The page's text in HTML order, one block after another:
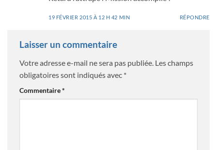
19 FÉVRIER 2015 À 12 H 42 MIN RÉPONDRE
Laisser un commentaire
Votre adresse e-mail ne sera pas publiée. Les champs
obligatoires sont indiqués avec *
Commentaire*